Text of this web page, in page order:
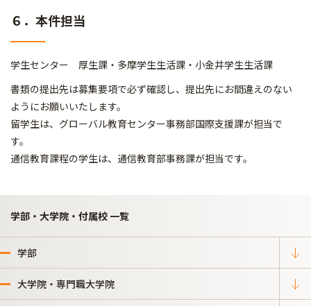
６．本件担当
学生センター 厚生課・多摩学生生活課・小金井学生生活課
書類の提出先は募集要項で必ず確認し、提出先にお間違えのない
ようにお願いいたします。
留学生は、グローバル教育センター事務部国際支援課が担当で
す。
通信教育課程の学生は、通信教育部事務課が担当です。
学部・大学院・付属校 一覧
学部
大学院・専門職大学院